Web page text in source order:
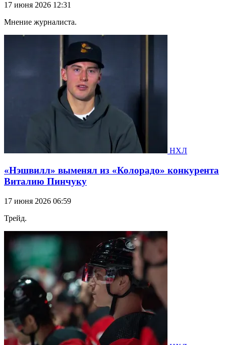
17 июня 2026 12:31
Мнение журналиста.
НХЛ
«Нэшвилл» выменял из «Колорадо» конкурента
Виталию Пинчуку
17 июня 2026 06:59
Трейд.